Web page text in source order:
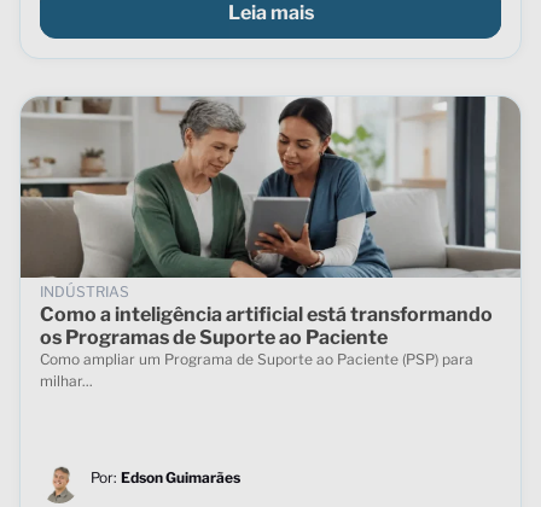
Leia mais
INDÚSTRIAS
Como a inteligência artificial está transformando
os Programas de Suporte ao Paciente
Como ampliar um Programa de Suporte ao Paciente (PSP) para
milhar...
Por: Edson Guimarães